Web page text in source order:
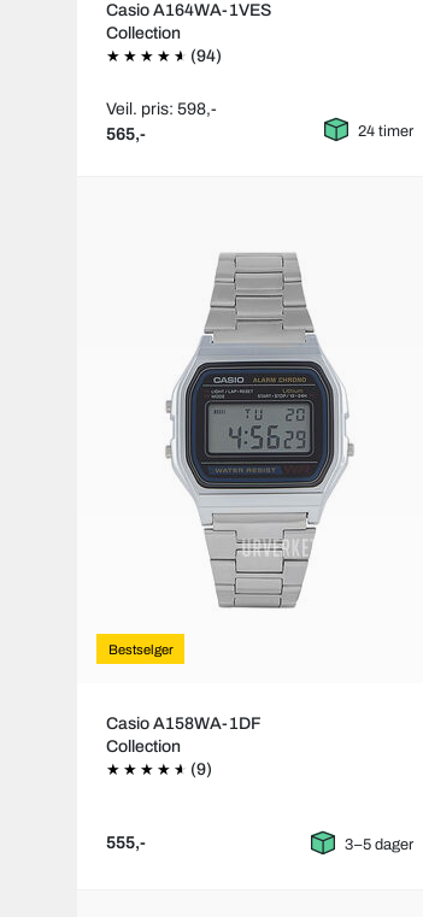
Casio A164WA-1VES
Collection
(94)
Veil. pris: 598,-
565,- 24 timer
Bestselger
Casio A158WA-1DF
Collection
(9)
555,- 3–5 dager